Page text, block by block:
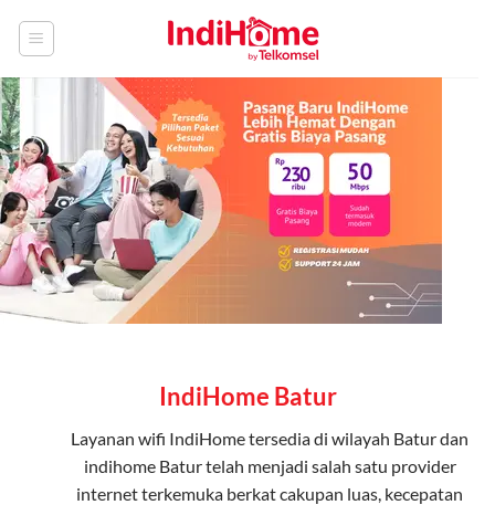
IndiHome Batur
Layanan wifi IndiHometersedia di wilayah Batur dan
indihome Batur telah menjadi salah satu provider
internet terkemuka berkat cakupan luas, kecepatan